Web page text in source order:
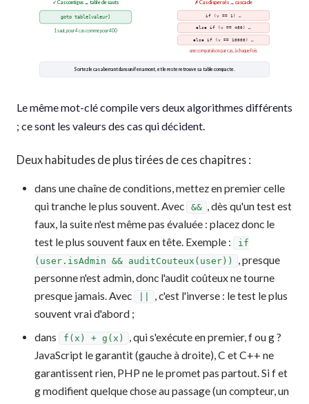
✓ Cas contigus → table de sauts
goto table[valeur]
1 saut, pour 4 cas comme pour 400
✗ Cas dispersés → cascade
if (v == 1) …
else if (v == 480) …
else if (v == 10000) …
une comparaison par cas, à chaque fois
Sortez le cas aberrant dans un if en amont, et le reste retrouve sa table compacte.
Le même mot-clé compile vers deux algorithmes différents
; ce sont les valeurs des cas qui décident.
Deux habitudes de plus tirées de ces chapitres :
dans une chaîne de conditions, mettez en premier celle
qui tranche le plus souvent. Avec
&& , dès qu'un test est
faux, la suite n'est même pas évaluée : placez donc le
test le plus souvent faux en tête. Exemple :
if
(user.isAdmin && auditCouteux(user))
, presque
personne n'est admin, donc l'audit coûteux ne tourne
presque jamais. Avec
, c'est l'inverse : le test le plus
souvent vrai d'abord ;
dans
f(x) + g(x)
, qui s'exécute en premier, f ou g ?
JavaScript le garantit (gauche à droite), C et C++ ne
garantissent rien, PHP ne le promet pas partout. Si f et
g modifient quelque chose au passage (un compteur, un